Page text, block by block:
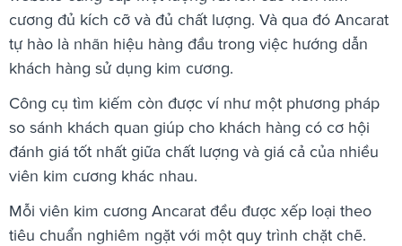
cương đủ kích cỡ và đủ chất lượng. Và qua đó Ancarat
tự hào là nhãn hiệu hàng đầu trong việc hướng dẫn
khách hàng sử dụng kim cương.
Công cụ tìm kiếm còn được ví như một phương pháp
so sánh khách quan giúp cho khách hàng có cơ hội
đánh giá tốt nhất giữa chất lượng và giá cả của nhiều
viên kim cương khác nhau.
Mỗi viên kim cương Ancarat đều được xếp loại theo
tiêu chuẩn nghiêm ngặt với một quy trình chặt chẽ.